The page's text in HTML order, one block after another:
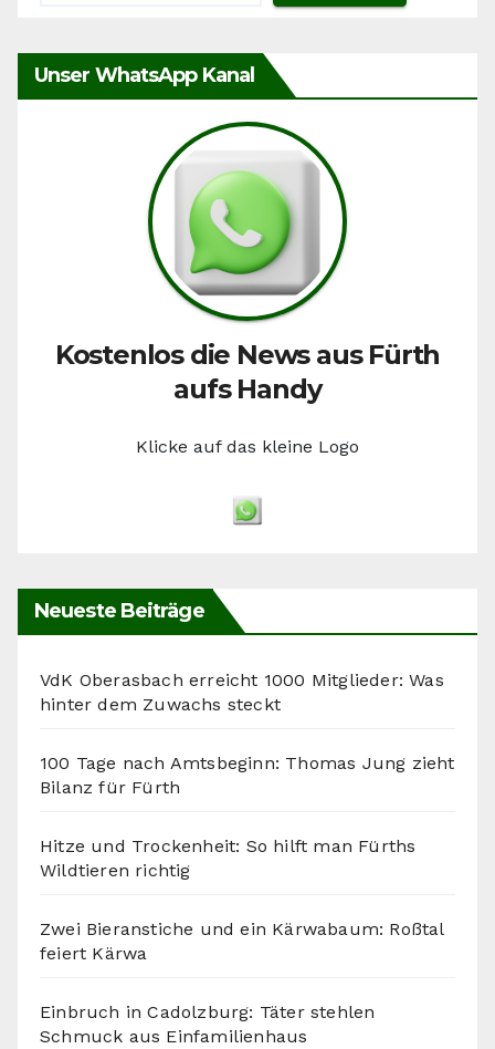
Unser WhatsApp Kanal
Kostenlos die News aus Fürth
aufs Handy
Klicke auf das kleine Logo
Neueste Beiträge
VdK Oberasbach erreicht 1000 Mitglieder: Was
hinter dem Zuwachs steckt
100 Tage nach Amtsbeginn: Thomas Jung zieht
Bilanz für Fürth
Hitze und Trockenheit: So hilft man Fürths
Wildtieren richtig
Zwei Bieranstiche und ein Kärwabaum: Roßtal
feiert Kärwa
Einbruch in Cadolzburg: Täter stehlen
Schmuck aus Einfamilienhaus